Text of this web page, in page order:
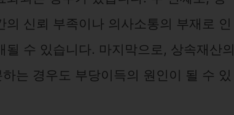
신뢰 부족이나 의사소통의 부재로 인
수 있습니다. 마지막으로, 상속재산의
는 경우도 부당이득의 원인이 될 수 있